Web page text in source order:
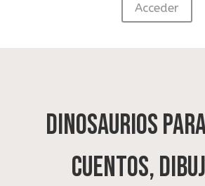
Acceder
Dinosaurios
cuentos,